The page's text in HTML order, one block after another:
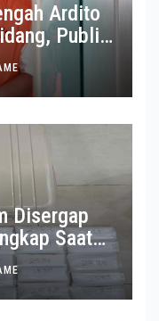
Ardito
Publik
Disergap
Saat
Tempat